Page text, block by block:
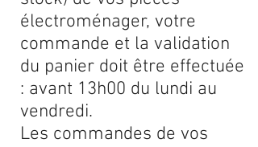
électroménager, votre
commande et la validation
du panier doit être effectuée
: avant 13h00 du lundi au
vendredi.
Les commandes de vos